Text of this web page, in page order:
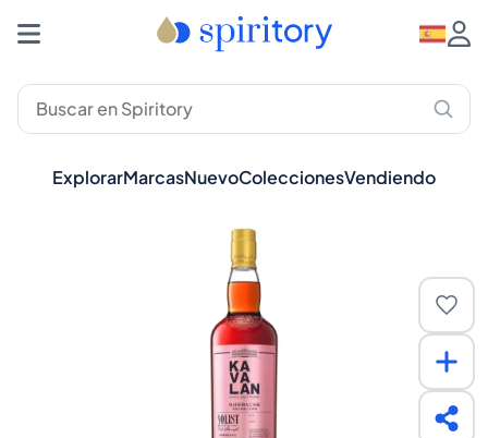
ExplorarMarcasNuevoColeccionesVendiendo